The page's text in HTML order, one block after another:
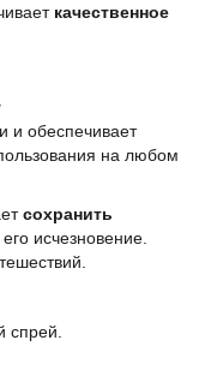
качественное
и обеспечивает
на любом
сохранить
исчезновение.
спрей.